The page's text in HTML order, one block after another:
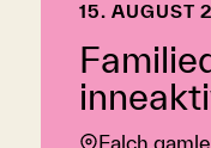
15. AUGUST
Falch